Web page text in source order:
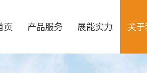
页 产品服务 展能实力 关